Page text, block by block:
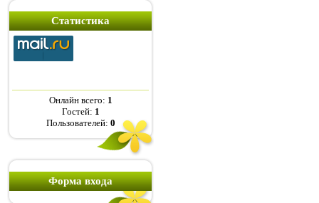
Статистика
Онлайн всего: 1
Гостей: 1
Пользователей: 0
Форма входа